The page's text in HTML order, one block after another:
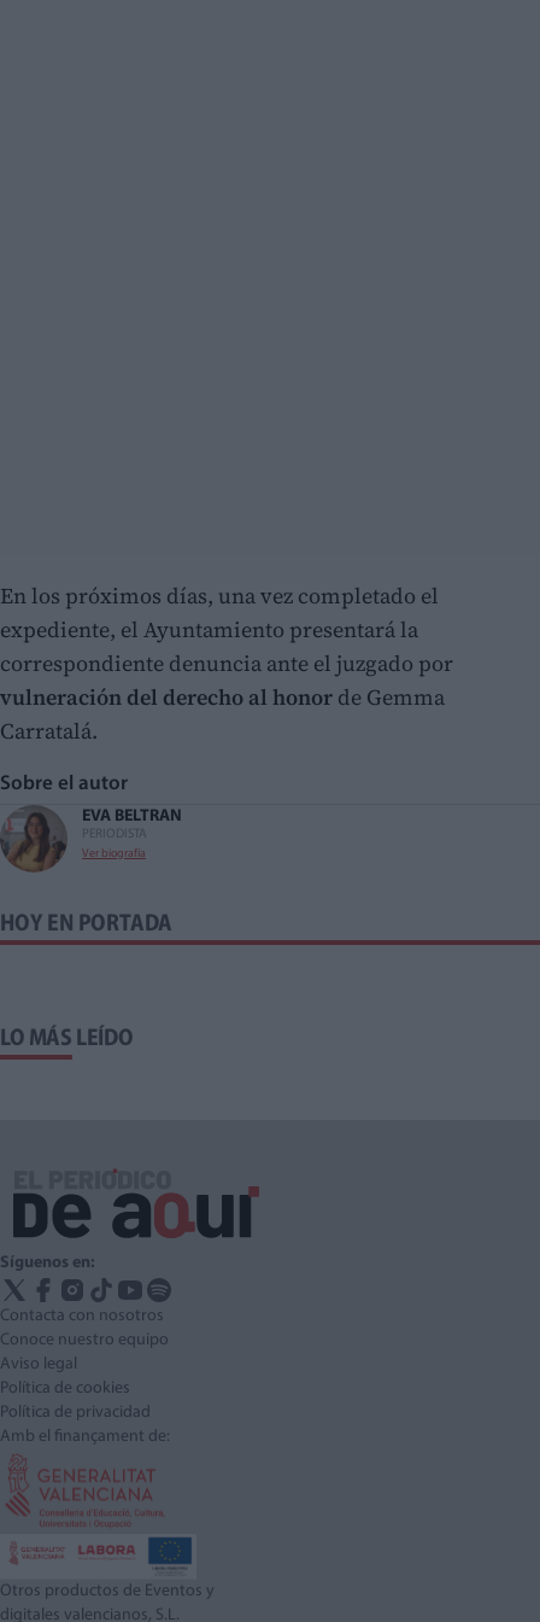
En los próximos días, una vez completado el
expediente, el Ayuntamiento presentará la
correspondiente denuncia ante el juzgado por
vulneración del derecho al honor de Gemma
Carratalá.
Sobre el autor
EVA BELTRAN
PERIODISTA
Ver biografía
HOY EN PORTADA
LO MÁS LEÍDO
Síguenos en:
Contacta con nosotros
Conoce nuestro equipo
Aviso legal
Política de cookies
Política de privacidad
Amb el finançament de:
Otros productos de Eventos y
digitales valencianos, S.L.